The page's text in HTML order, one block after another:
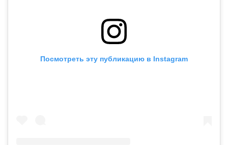
Посмотреть эту публикацию в Instagram